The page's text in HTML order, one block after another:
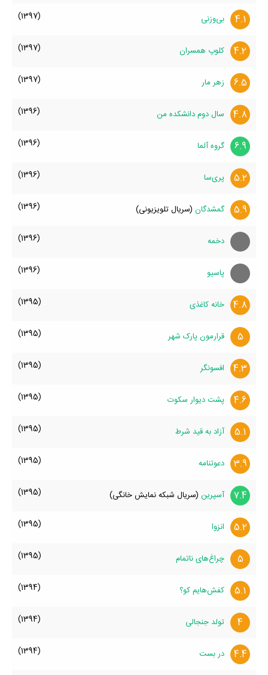
4.1 بی‌وزنی (1397)
4.2 کلوپ همسران (1397)
6.5 زهر مار (1397)
4.8 سال دوم دانشکده من (1396)
6.9 گروه آلما (1396)
5.2 پری‌سا (1396)
5.9 گمشدگان (سریال تلویزیونی) (1396)
دخمه (1396)
پاسیو (1396)
4.8 خانه کاغذی (1395)
5 قرارمون پارک شهر (1395)
4.3 افسونگر (1395)
4.6 پشت دیوار سکوت (1395)
5.1 آزاد به قید شرط (1395)
3.9 دعوتنامه (1395)
7.4 آسپرین (سریال شبکه نمایش خانگی) (1395)
5.2 انزوا (1395)
5 چراغ‌های ناتمام (1395)
5.1 کفش‌هایم کو؟ (1394)
4 تولد جنجالی (1394)
4.4 در بست (1394)